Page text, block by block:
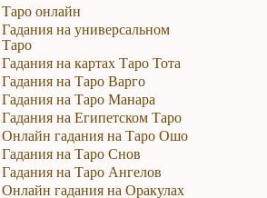
Таро онлайн
Гадания на универсальном
Таро
Гадания на картах Таро Тота
Гадания на Таро Варго
Гадания на Таро Манара
Гадания на Египетском Таро
Онлайн гадания на Таро Ошо
Гадания на Таро Снов
Гадания на Таро Ангелов
Онлайн гадания на Оракулах